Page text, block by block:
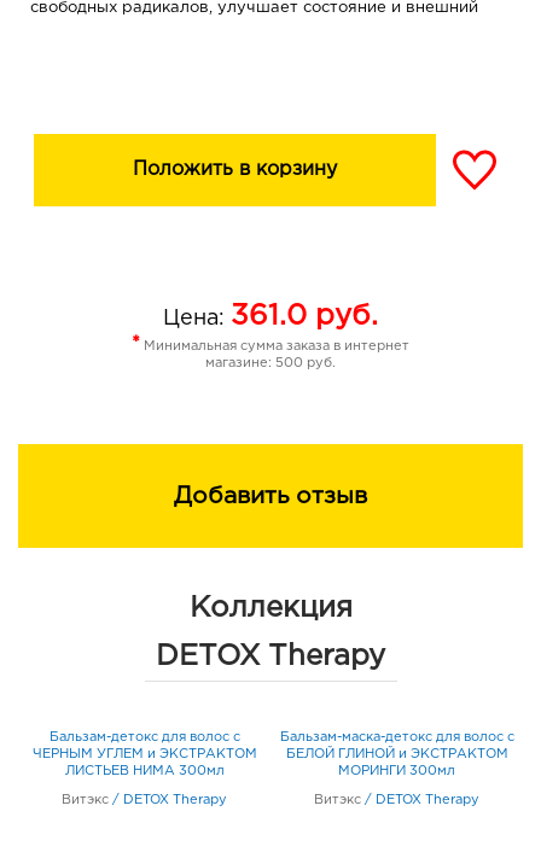
свободных радикалов, улучшает состояние и внешний
Положить в корзину
Цена: 361.0 руб.
* Минимальная сумма заказа в интернет
магазине: 500 руб.
Добавить отзыв
Коллекция
DETOX Therapy
Бальзам-детокс для волос с
ЧЕРНЫМ УГЛЕМ и ЭКСТРАКТОМ
ЛИСТЬЕВ НИМА 300мл
Витэкс / DETOX Therapy
Бальзам-маска-детокс для волос с
БЕЛОЙ ГЛИНОЙ и ЭКСТРАКТОМ
МОРИНГИ 300мл
Витэкс / DETOX Therapy